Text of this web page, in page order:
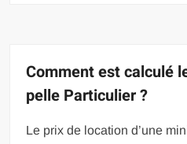
Comment est calculé
pelle Particulier ?
Le prix de location d’une